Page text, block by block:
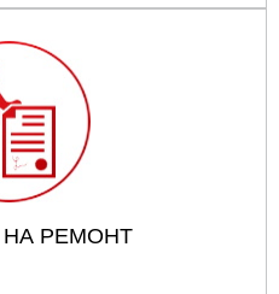
НА РЕМОНТ